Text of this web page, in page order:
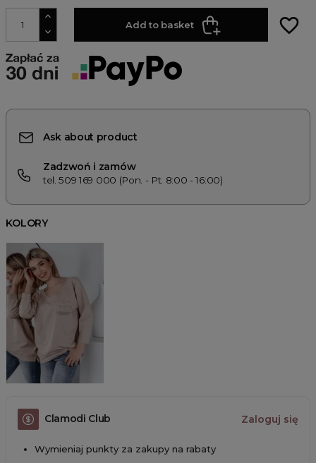
Add to basket favorite_border
Ask about product
Zadzwoń i zamów
tel. 509 169 000 (Pon. - Pt. 8:00 - 16:00)
KOLORY
Clamodi Club Zaloguj się
Wymieniaj punkty za zakupy na rabaty